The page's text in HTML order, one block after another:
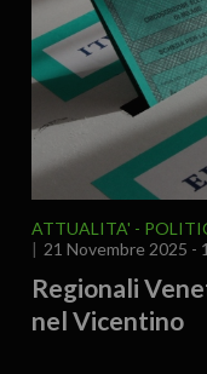
ATTUALITA'
21 Novembre 2025 -
Regionali
nel Vicentino